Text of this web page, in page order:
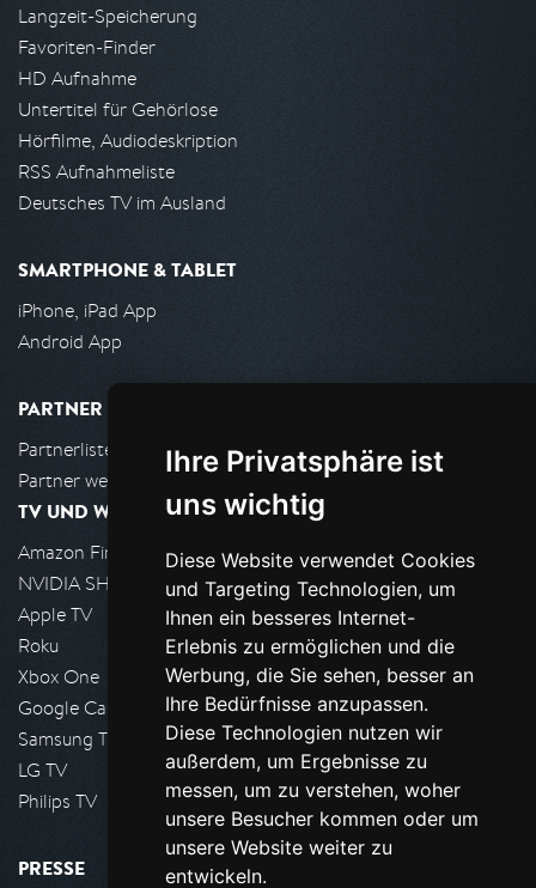
Ihre Privatsphäre ist
uns wichtig
Diese Website verwendet Cookies
und Targeting Technologien, um
Ihnen ein besseres Internet-
Erlebnis zu ermöglichen und die
Werbung, die Sie sehen, besser an
Ihre Bedürfnisse anzupassen.
Diese Technologien nutzen wir
außerdem, um Ergebnisse zu
messen, um zu verstehen, woher
unsere Besucher kommen oder um
unsere Website weiter zu
entwickeln.
Langzeit-Speicherung
Favoriten-Finder
HD Aufnahme
Untertitel für Gehörlose
Hörfilme, Audiodeskription
RSS Aufnahmeliste
Deutsches TV im Ausland
SMARTPHONE & TABLET
iPhone, iPad App
Android App
PARTNER
Partnerliste
Partner werden
TV UND WOHNZIMMER
Amazon FireTV
NVIDIA SHIELD, Google TV
Apple TV
Roku
Xbox One
Google Cast
Samsung TV
LG TV
Philips TV
PRESSE